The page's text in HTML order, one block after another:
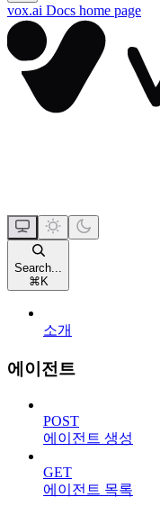
vox.ai Docs home page
Search...
⌘ K
소개
에이전트
POST
에이전트 생성
GET
에이전트 목록